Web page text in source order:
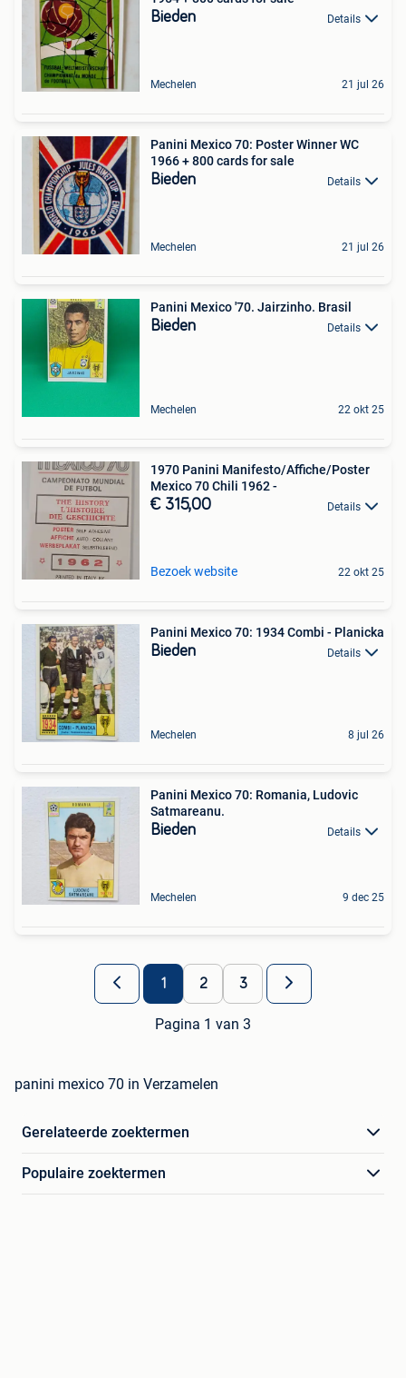
Bieden Details
Mechelen 21 jul 26
Panini Mexico 70: Poster Winner WC
1966 + 800 cards for sale
Bieden Details
Mechelen 21 jul 26
Panini Mexico '70. Jairzinho. Brasil
Bieden Details
Mechelen 22 okt 25
1970 Panini Manifesto/Affiche/Poster
Mexico 70 Chili 1962 -
€ 315,00 Details
Bezoek website 22 okt 25
Panini Mexico 70: 1934 Combi - Planicka
Bieden Details
Mechelen 8 jul 26
Panini Mexico 70: Romania, Ludovic
Satmareanu.
Bieden Details
Mechelen 9 dec 25
1 2 3
Pagina 1 van 3
panini mexico 70 in Verzamelen
Gerelateerde zoektermen
Populaire zoektermen